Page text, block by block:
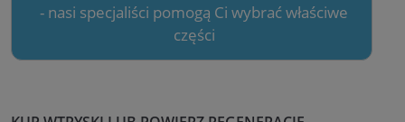
- nasi specjaliści pomogą Ci wybrać właściwe
części